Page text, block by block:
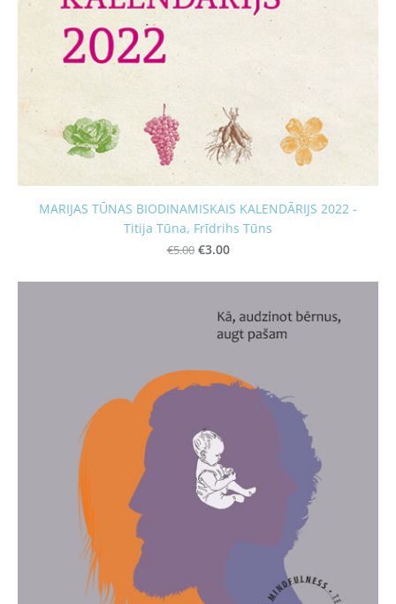
MARIJAS TŪNAS BIODINAMISKAIS KALENDĀRIJS 2022 -
Titija Tūna, Frīdrihs Tūns
€5.00 €3.00